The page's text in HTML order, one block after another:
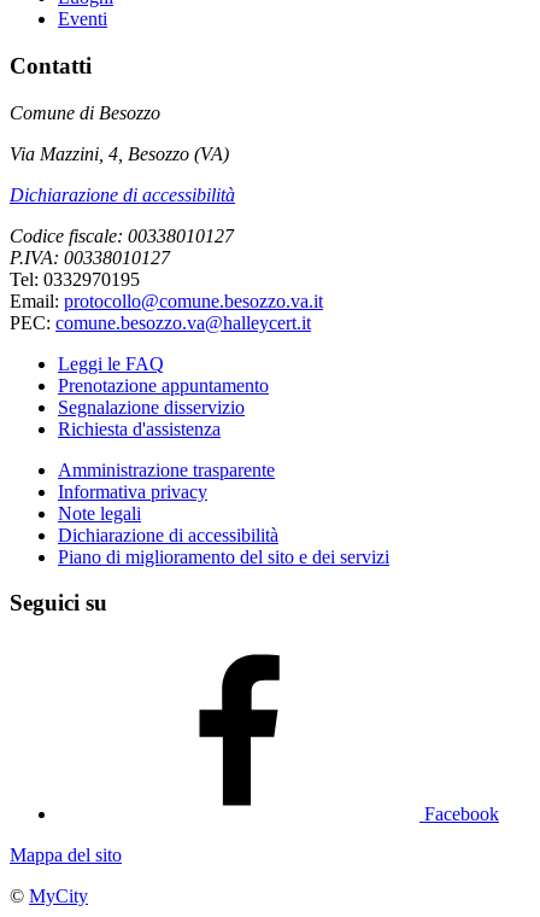
Eventi
Contatti
Comune di Besozzo
Via Mazzini, 4, Besozzo (VA)
Dichiarazione di accessibilità
Codice fiscale: 00338010127
P.IVA: 00338010127
Tel: 0332970195
Email: protocollo@comune.besozzo.va.it
PEC: comune.besozzo.va@halleycert.it
Leggi le FAQ
Prenotazione appuntamento
Segnalazione disservizio
Richiesta d'assistenza
Amministrazione trasparente
Informativa privacy
Note legali
Dichiarazione di accessibilità
Piano di miglioramento del sito e dei servizi
Seguici su
Facebook
Mappa del sito
© MyCity